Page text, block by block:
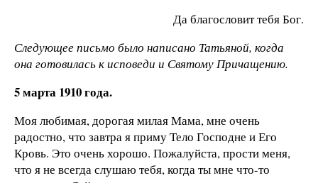
Да благословит тебя Бог.
Следующее письмо было написано Татьяной, когда
она готовилась к исповеди и Святому Причащению.
5 марта 1910 года.
Моя любимая, дорогая милая Мама, мне очень
радостно, что завтра я приму Тело Господне и Его
Кровь. Это очень хорошо. Пожалуйста, прости меня,
что я не всегда слушаю тебя, когда ты мне что-то